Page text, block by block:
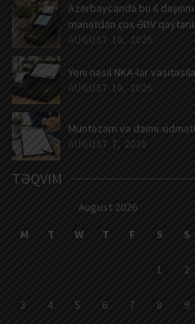
Azərbaycanda bu il
manatdan çox ƏDV
AUGUST 10, 2026
Yeni nəsil NKA-lar
AUGUST 10, 2026
Müntəzəm və daimi
AUGUST 7, 2026
TƏQVIM
August 2026
M
T W T F S S
1 2
3 4 5 6 7 8 9